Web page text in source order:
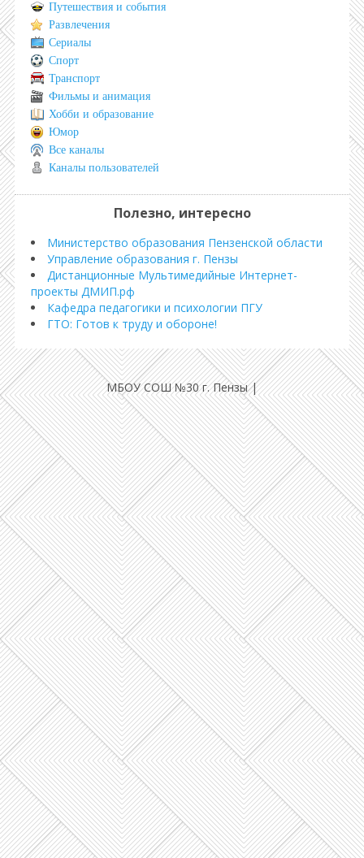
Путешествия и события
Развлечения
Сериалы
Спорт
Транспорт
Фильмы и анимация
Хобби и образование
Юмор
Все каналы
Каналы пользователей
Полезно, интересно
Министерство образования Пензенской области
Управление образования г. Пензы
Дистанционные Мультимедийные Интернет-
проекты ДМИП.рф
Кафедра педагогики и психологии ПГУ
ГТО: Готов к труду и обороне!
МБОУ СОШ №30 г. Пензы|